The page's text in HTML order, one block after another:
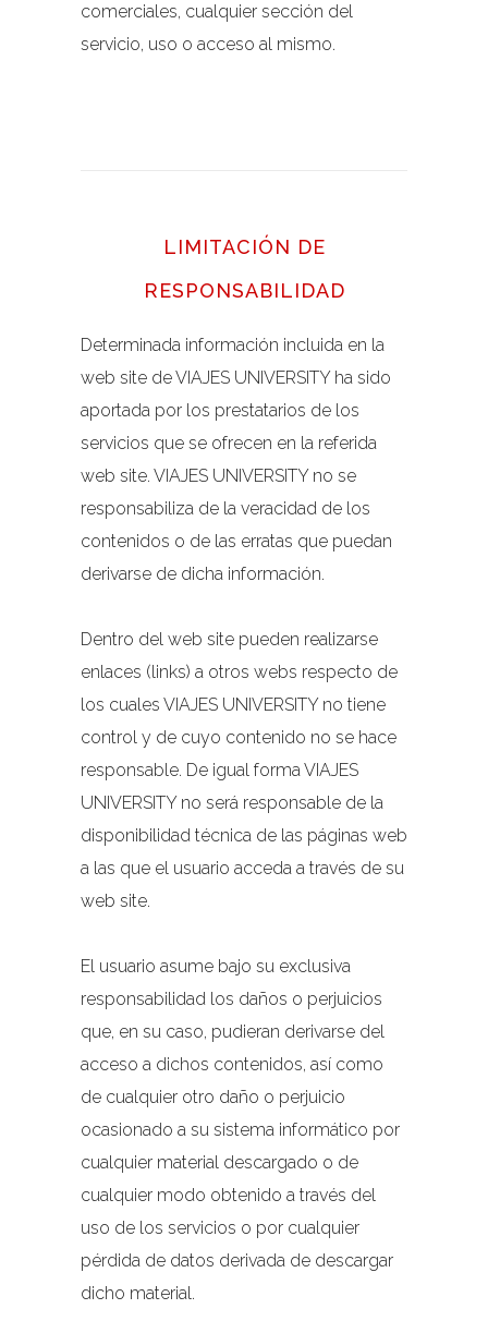
comerciales, cualquier sección del
servicio, uso o acceso al mismo.
LIMITACIÓN DE
RESPONSABILIDAD
Determinada información incluida en la
web site de VIAJES UNIVERSITY ha sido
aportada por los prestatarios de los
servicios que se ofrecen en la referida
web site. VIAJES UNIVERSITY no se
responsabiliza de la veracidad de los
contenidos o de las erratas que puedan
derivarse de dicha información.
Dentro del web site pueden realizarse
enlaces (links) a otros webs respecto de
los cuales VIAJES UNIVERSITY no tiene
control y de cuyo contenido no se hace
responsable. De igual forma VIAJES
UNIVERSITY no será responsable de la
disponibilidad técnica de las páginas web
a las que el usuario acceda a través de su
web site.
El usuario asume bajo su exclusiva
responsabilidad los daños o perjuicios
que, en su caso, pudieran derivarse del
acceso a dichos contenidos, así como
de cualquier otro daño o perjuicio
ocasionado a su sistema informático por
cualquier material descargado o de
cualquier modo obtenido a través del
uso de los servicios o por cualquier
pérdida de datos derivada de descargar
dicho material.